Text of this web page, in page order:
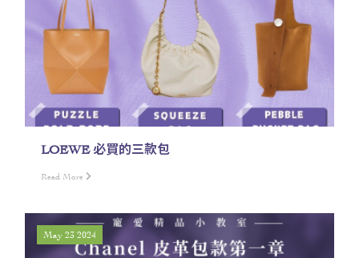
LOEWE 必買的三款包
Read More
May 23 2024